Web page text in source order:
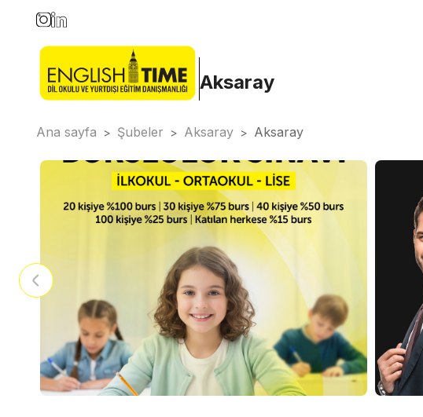
Aksaray
Ana sayfa > Şubeler > Aksaray > Aksaray